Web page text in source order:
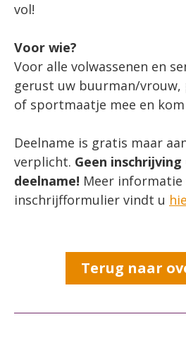
vol!
Voor wie?
Voor alle volwassenen en
gerust uw buurman/
of sportmaatje mee en
Deelname is gratis maar
verplicht. Geen
deelname! Meer
inschrijfformulier vindt u
Terug naar